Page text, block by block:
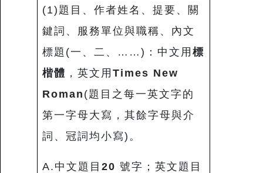
(1)題目、作者姓名、提要、關
鍵詞、服務單位與職稱、內文
標題(一、二、……)：中文用 標
楷體 ，英文用 Times New
Roman (題目之每一英文字的
第一字母大寫，其餘字母與介
詞、冠詞均小寫)。
A.中文題目 20 號字；英文題目